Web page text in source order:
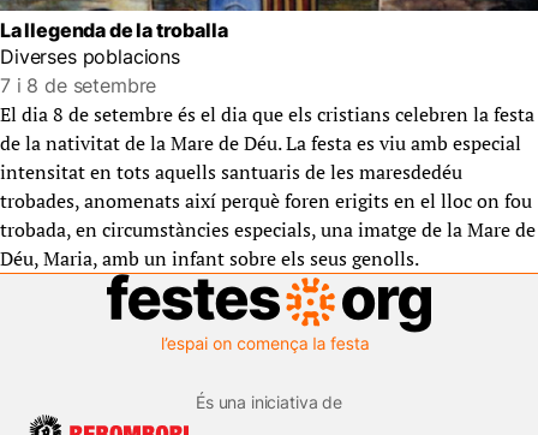
La llegenda de la troballa
Diverses poblacions
7 i 8 de setembre
El dia 8 de setembre és el dia que els cristians celebren la festa
de la nativitat de la Mare de Déu. La festa es viu amb especial
intensitat en tots aquells santuaris de les maresdedéu
trobades, anomenats així perquè foren erigits en el lloc on fou
trobada, en circumstàncies especials, una imatge de la Mare de
Déu, Maria, amb un infant sobre els seus genolls.
És una iniciativa de